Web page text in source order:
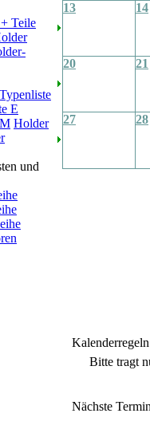
Teile
E
Holder
und
13 14
20 21
27 28
Kalenderregeln
Bitte tragt
Nächste